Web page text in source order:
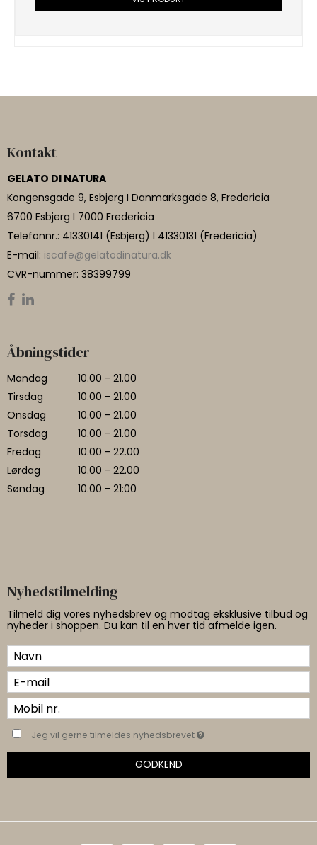
Kontakt
GELATO DI NATURA
Kongensgade 9, Esbjerg I Danmarksgade 8, Fredericia
6700 Esbjerg I 7000 Fredericia
Telefonnr.: 41330141 (Esbjerg) I 41330131 (Fredericia)
E-mail: iscafe@gelatodinatura.dk
CVR-nummer: 38399799
Åbningstider
Mandag
10.00 - 21.00
Tirsdag
10.00 - 21.00
Onsdag
10.00 - 21.00
Torsdag
10.00 - 21.00
Fredag
10.00 - 22.00
Lørdag
10.00 - 22.00
Søndag
10.00 - 21:00
Nyhedstilmelding
Tilmeld dig vores nyhedsbrev og modtag eksklusive tilbud og
nyheder i shoppen. Du kan til en hver tid afmelde igen.
Jeg vil gerne tilmeldes nyhedsbrevet
GODKEND